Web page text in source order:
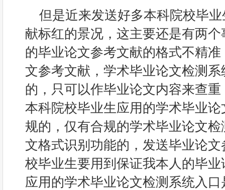
但是近来发送好多本科院校毕
献标红的景况，这主要还是有两
的毕业论文参考文献的格式不精
文参考文献，学术毕业论文检测
的，只可以作毕业论文内容来查
本科院校毕业生应用的学术毕业
规的，仅有合规的学术毕业论文
文格式识别功能的，发送毕业论
校毕业生要用到保证我本人的毕
应用的学术毕业论文检测系统入